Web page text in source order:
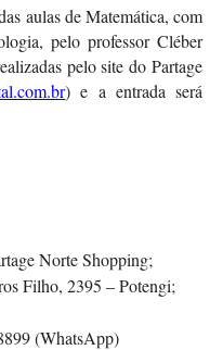
aulas de Matemática, com
pelo professor Cléber
pelo site do Partage
) e a entrada será
Norte Shopping;
Filho, 2395 – Potengi;
(WhatsApp)